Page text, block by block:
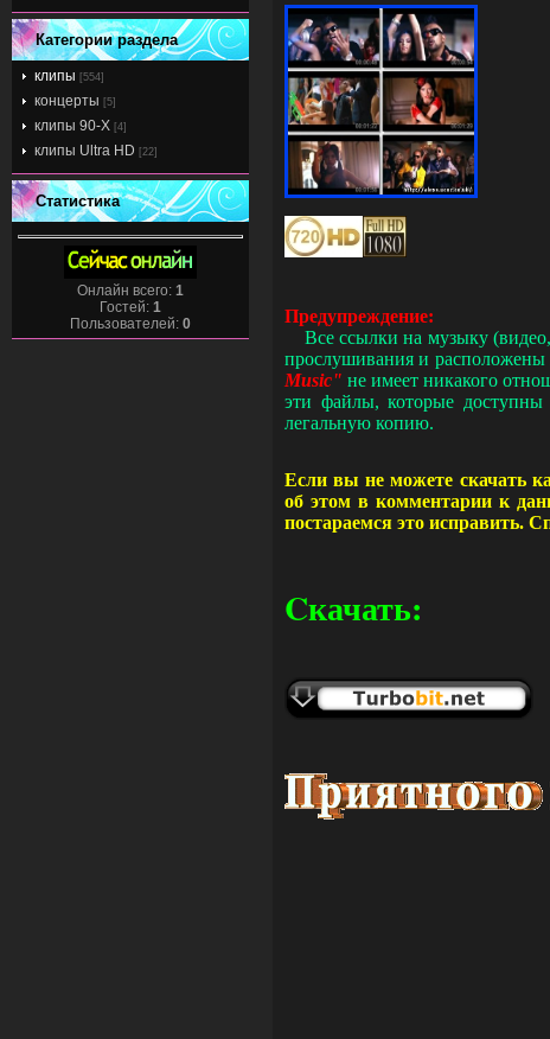
Категории раздела
клипы [554]
концерты [5]
клипы 90-Х [4]
клипы Ultra HD [22]
Статистика
Онлайн всего: 1
Гостей: 1
Пользователей: 0
Предупреждение:
Все ссылки на музыку
прослушивания и
Music" не имеет никакого
эти файлы, которые
легальную копию.
Если вы не можете скачать
об этом в комментарии к
постараемся это исправить.
Cкачать: